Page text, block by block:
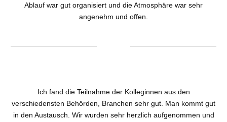
Ablauf war gut organisiert und die Atmosphäre war sehr
angenehm und offen.
Ich fand die Teilnahme der Kolleginnen aus den
verschiedensten Behörden, Branchen sehr gut. Man kommt gut
in den Austausch. Wir wurden sehr herzlich aufgenommen und